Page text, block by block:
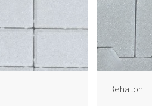
Behaton